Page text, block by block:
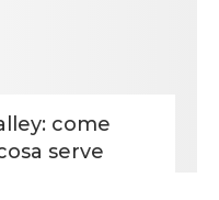
come
serve